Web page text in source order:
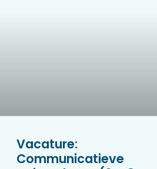
Vacature:
Communicatieve